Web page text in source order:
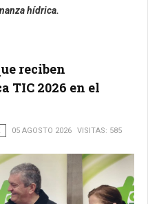
hídrica.
reciben
TIC 2026 en el
05 AGOSTO 2026 VISITAS: 585